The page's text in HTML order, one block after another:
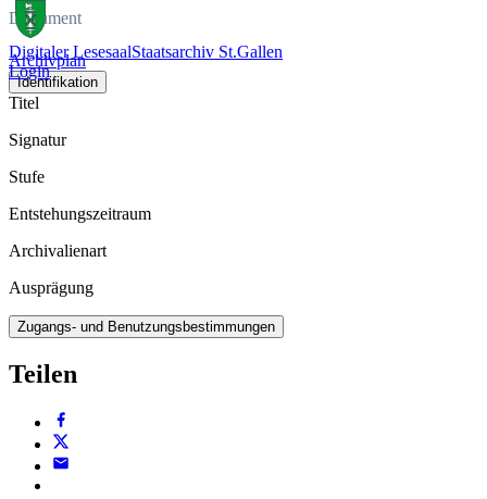
Digitaler LesesaalStaatsarchiv St.Gallen
Login
Dokument
Archivplan
Identifikation
Titel
Signatur
Stufe
Entstehungszeitraum
Archivalienart
Ausprägung
Zugangs- und Benutzungsbestimmungen
Teilen